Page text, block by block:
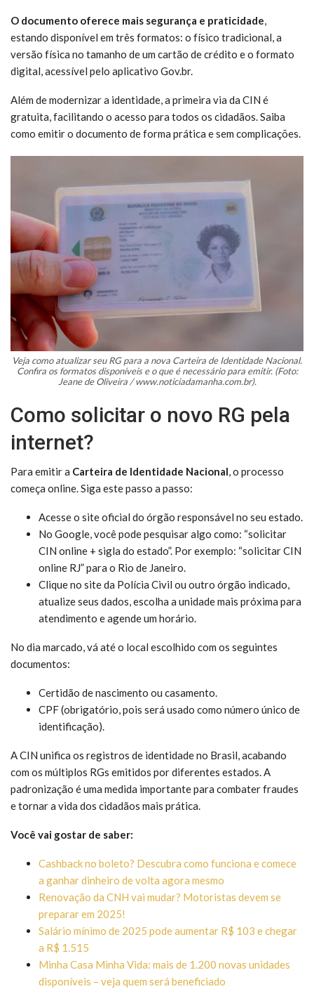
O documento oferece mais segurança e praticidade,
estando disponível em três formatos: o físico tradicional, a
versão física no tamanho de um cartão de crédito e o formato
digital, acessível pelo aplicativo Gov.br.
Além de modernizar a identidade, a primeira via da CIN é
gratuita, facilitando o acesso para todos os cidadãos. Saiba
como emitir o documento de forma prática e sem complicações.
Veja como atualizar seu RG para a nova Carteira de Identidade Nacional.
Confira os formatos disponíveis e o que é necessário para emitir. (Foto:
Jeane de Oliveira / www.noticiadamanha.com.br).
Como solicitar o novo RG pela
internet?
Para emitir a Carteira de Identidade Nacional, o processo
começa online. Siga este passo a passo:
Acesse o site oficial do órgão responsável no seu estado.
No Google, você pode pesquisar algo como: “solicitar
CIN online + sigla do estado”. Por exemplo: “solicitar CIN
online RJ” para o Rio de Janeiro.
Clique no site da Polícia Civil ou outro órgão indicado,
atualize seus dados, escolha a unidade mais próxima para
atendimento e agende um horário.
No dia marcado, vá até o local escolhido com os seguintes
documentos:
Certidão de nascimento ou casamento.
CPF (obrigatório, pois será usado como número único de
identificação).
A CIN unifica os registros de identidade no Brasil, acabando
com os múltiplos RGs emitidos por diferentes estados. A
padronização é uma medida importante para combater fraudes
e tornar a vida dos cidadãos mais prática.
Você vai gostar de saber:
Cashback no boleto? Descubra como funciona e comece
a ganhar dinheiro de volta agora mesmo
Renovação da CNH vai mudar? Motoristas devem se
preparar em 2025!
Salário mínimo de 2025 pode aumentar R$ 103 e chegar
a R$ 1.515
Minha Casa Minha Vida: mais de 1.200 novas unidades
disponíveis – veja quem será beneficiado